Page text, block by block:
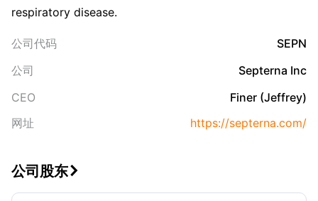
respiratory disease.
公司代码
SEPN
公司
Septerna Inc
CEO
Finer (Jeffrey)
网址
https://septerna.com/
公司股东